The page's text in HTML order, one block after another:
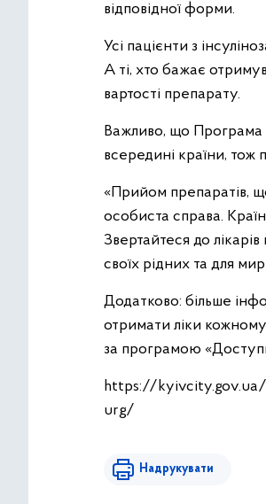
відповідної форми.
Усі пацієнти з
А ті, хто бажає
вартості препарату.
Важливо, що Програма
всередині країни, тож
«Прийом препаратів,
особиста справа.
Звертайтеся до
своїх рідних та для
Додатково: більше
отримати ліки кожному
за програмою
https://kyivcity.gov.ua/
urg/
Надрукувати